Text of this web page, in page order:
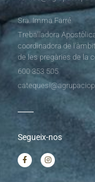
Sra. Imma Farré
Treballadora
coordinadora de
de les pregàries de la
600 353 505
Segueix-nos